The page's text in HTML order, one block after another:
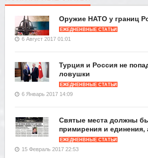
Оружие НАТО у границ
ЕЖЕДНЕНВНЫЕ СТАТЬИ
6 Август 2017 01:01
Турция и Россия не
ловушки
ЕЖЕДНЕНВНЫЕ СТАТЬИ
6 Январь 2017 14:09
Святые места должны
примирения и единения,
ЕЖЕДНЕНВНЫЕ СТАТЬИ
15 Февраль 2017 22:53